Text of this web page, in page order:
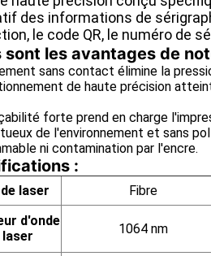
des informations de
le code QR, le numéro de
sont les avantages de
sans contact élimine la
de haute précision
forte prend en charge
de l'environnement et sans
ni contamination par l'encre.
:
laser
Fibre
d'onde
laser
1064 nm